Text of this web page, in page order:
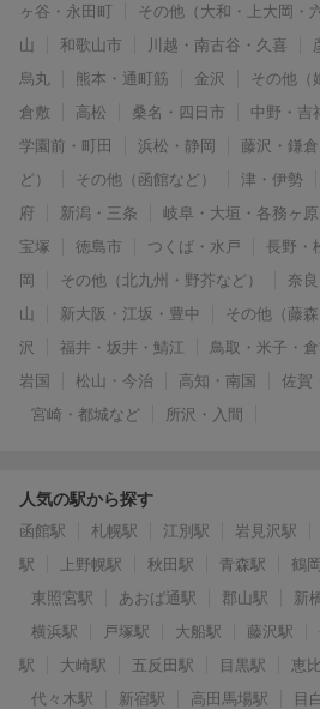
ヶ谷・永田町
その他（大和・上大岡・
山
和歌山市 川越・南古谷・久喜
烏丸
熊本・通町筋 金沢 その他（
倉敷
高松 桑名・四日市 中野・吉
学園前・町田
浜松・静岡 藤沢・鎌
ど）
その他（函館など） 津・伊勢
府
新潟・三条 岐阜・大垣・各務ヶ原
宝塚
徳島市 つくば・水戸 長野・
岡
その他（北九州・野芥など） 奈
山
新大阪・江坂・豊中 その他（藤森
沢
福井・坂井・鯖江 鳥取・米子・
岩国
松山・今治 高知・南国 佐賀
宮崎・都城など
所沢・入間
人気の駅から探す
函館駅 札幌駅 江別駅 岩見沢駅
駅
上野幌駅 秋田駅 青森駅 鶴
東照宮駅
あおば通駅 郡山駅 新
横浜駅
戸塚駅 大船駅 藤沢駅
駅
大崎駅 五反田駅 目黒駅 恵
代々木駅
新宿駅 高田馬場駅 目